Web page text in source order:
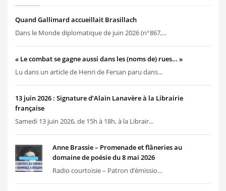
Quand Gallimard accueillait Brasillach
Dans le Monde diplomatique de juin 2026 (n°867,...
« Le combat se gagne aussi dans les (noms de) rues… »
Lu dans un article de Henri de Fersan paru dans...
13 juin 2026 : Signature d’Alain Lanavère à la Librairie
française
Samedi 13 juin 2026, de 15h à 18h, à la Librair...
Anne Brassie – Promenade et flâneries au
domaine de poésie du 8 mai 2026
Radio courtoisie – Patron d’émissio...